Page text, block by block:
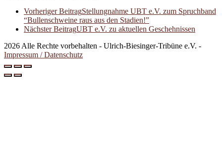
Vorheriger BeitragStellungnahme UBT e.V. zum Spruchband
“Bullenschweine raus aus den Stadien!”
Nächster BeitragUBT e.V. zu aktuellen Geschehnissen
2026 Alle Rechte vorbehalten - Ulrich-Biesinger-Tribüne e.V. -
Impressum / Datenschutz